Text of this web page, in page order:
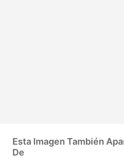
Esta Imagen También
De